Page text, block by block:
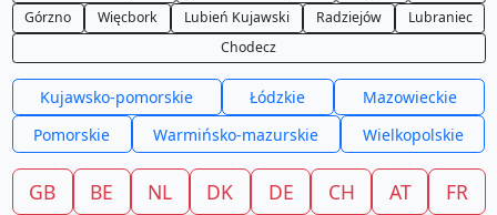
Górzno
Więcbork Lubień Kujawski Radziejów
Lubraniec
Chodecz
Kujawsko-pomorskie Łódzkie
Mazowieckie
Pomorskie
Warmińsko-mazurskie Wielkopolskie
GB BE NL DK DE CH AT
FR